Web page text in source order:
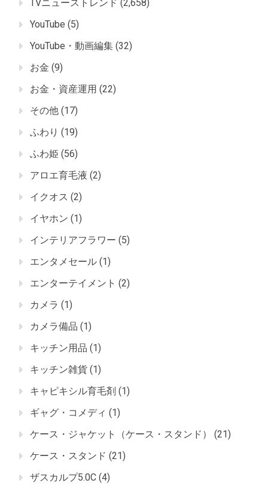
TVニューストレンド (2,658)
YouTube (5)
YouTube・動画編集 (32)
お金 (9)
お金・資産運用 (22)
その他 (17)
ふわり (19)
ふわ姫 (56)
アロエ育毛液 (2)
イクオス (2)
イヤホン (1)
インテリアフラワー (5)
エンタメセール (1)
エンターテイメント (2)
カメラ (1)
カメラ備品 (1)
キッチン用品 (1)
キッチン雑貨 (1)
キャピキシル育毛剤 (1)
ギャグ・コメディ (1)
ケース・ジャケット（ケース・スタンド）
(21)
ケース・スタンド (21)
ザスカルプ5.0C (4)